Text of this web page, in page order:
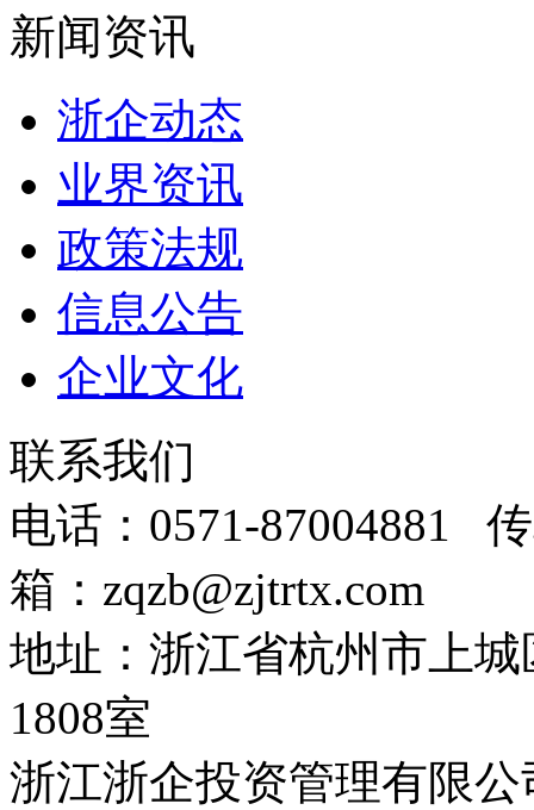
新闻资讯
浙企动态
业界资讯
政策法规
信息公告
企业文化
联系我们
电话：0571-87004881
箱：zqzb@zjtrtx.com
地址：浙江省杭州市上
1808室
浙江浙企投资管理有限公